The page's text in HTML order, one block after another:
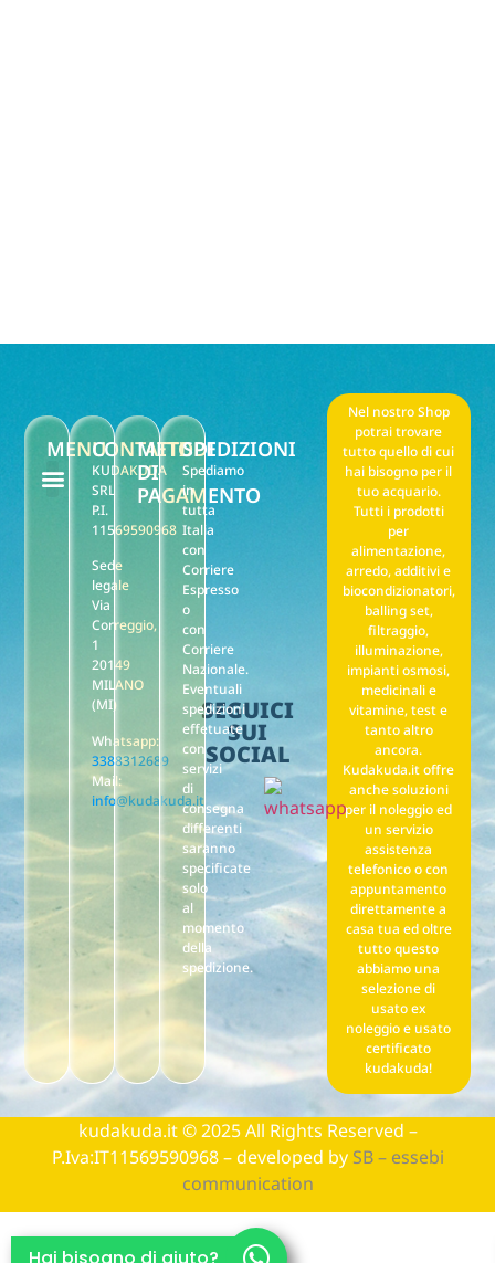
Nel nostro Shop
potrai trovare
tutto quello di cui
hai bisogno per il
tuo acquario.
Tutti i prodotti
per
alimentazione,
arredo, additivi e
biocondizionatori,
balling set,
filtraggio,
illuminazione,
impianti osmosi,
medicinali e
vitamine, test e
tanto altro
ancora.
Kudakuda.it offre
anche soluzioni
per il noleggio ed
un servizio
assistenza
telefonico o con
appuntamento
direttamente a
casa tua ed oltre
tutto questo
abbiamo una
selezione di
usato ex
noleggio e usato
certificato
kudakuda!
SEGUICI
SUI
SOCIAL
MENUCONTATTI
KUDAKUDA
SRL
P.I.
11569590968
Sede
legale
Via
Correggio,
1
20149
MILANO
(MI)
Whatsapp:
3388312689
Mail:
info@kudakuda.it
METODI
DI
PAGAMENTO
SPEDIZIONI
Spediamo
in
tutta
Italia
con
Corriere
Espresso
o
con
Corriere
Nazionale.
Eventuali
spedizioni
effetuate
con
servizi
di
consegna
differenti
saranno
specificate
solo
al
momento
della
spedizione.
kudakuda.it © 2025 All Rights Reserved –
P.Iva:IT11569590968 – developed by SB – essebi
communication